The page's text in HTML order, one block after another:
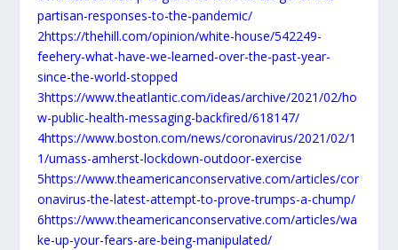
partisan-responses-to-the-pandemic/
2https://thehill.com/opinion/white-house/542249-
feehery-what-have-we-learned-over-the-past-year-
since-the-world-stopped
3https://www.theatlantic.com/ideas/archive/2021/02/ho
w-public-health-messaging-backfired/618147/
4https://www.boston.com/news/coronavirus/2021/02/1
1/umass-amherst-lockdown-outdoor-exercise
5https://www.theamericanconservative.com/articles/cor
onavirus-the-latest-attempt-to-prove-trumps-a-chump/
6https://www.theamericanconservative.com/articles/wa
ke-up-your-fears-are-being-manipulated/